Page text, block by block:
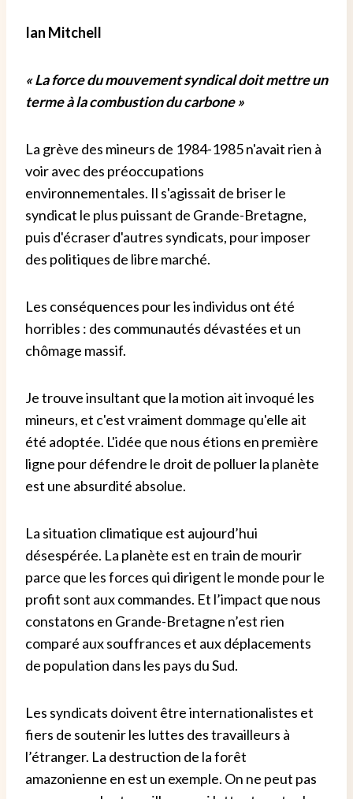
Ian Mitchell
« La force du mouvement syndical doit mettre un
terme à la combustion du carbone »
La grève des mineurs de 1984-1985 n'avait rien à
voir avec des préoccupations
environnementales. Il s'agissait de briser le
syndicat le plus puissant de Grande-Bretagne,
puis d'écraser d'autres syndicats, pour imposer
des politiques de libre marché.
Les conséquences pour les individus ont été
horribles : des communautés dévastées et un
chômage massif.
Je trouve insultant que la motion ait invoqué les
mineurs, et c'est vraiment dommage qu'elle ait
été adoptée. L'idée que nous étions en première
ligne pour défendre le droit de polluer la planète
est une absurdité absolue.
La situation climatique est aujourd’hui
désespérée. La planète est en train de mourir
parce que les forces qui dirigent le monde pour le
profit sont aux commandes. Et l’impact que nous
constatons en Grande-Bretagne n’est rien
comparé aux souffrances et aux déplacements
de population dans les pays du Sud.
Les syndicats doivent être internationalistes et
fiers de soutenir les luttes des travailleurs à
l’étranger. La destruction de la forêt
amazonienne en est un exemple. On ne peut pas